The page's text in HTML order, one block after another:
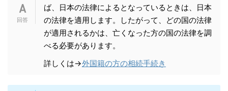
ば、日本の法律によるとなっているときは、日本
の法律を適用します。したがって、どの国の法律
が適用されるかは、亡くなった方の国の法律を調
べる必要があります。
詳しくは→外国籍の方の相続手続き